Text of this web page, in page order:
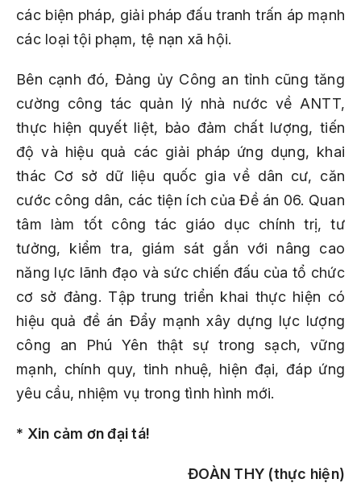
các biện pháp, giải pháp đấu tranh trấn áp mạnh
các loại tội phạm, tệ nạn xã hội.
Bên cạnh đó, Đảng ủy Công an tỉnh cũng tăng
cường công tác quản lý nhà nước về ANTT,
thực hiện quyết liệt, bảo đảm chất lượng, tiến
độ và hiệu quả các giải pháp ứng dụng, khai
thác Cơ sở dữ liệu quốc gia về dân cư, căn
cước công dân, các tiện ích của Đề án 06. Quan
tâm làm tốt công tác giáo dục chính trị, tư
tưởng, kiểm tra, giám sát gắn với nâng cao
năng lực lãnh đạo và sức chiến đấu của tổ chức
cơ sở đảng. Tập trung triển khai thực hiện có
hiệu quả đề án Đẩy mạnh xây dựng lực lượng
công an Phú Yên thật sự trong sạch, vững
mạnh, chính quy, tinh nhuệ, hiện đại, đáp ứng
yêu cầu, nhiệm vụ trong tình hình mới.
* Xin cảm ơn đại tá!
ĐOÀN THY (thực hiện)